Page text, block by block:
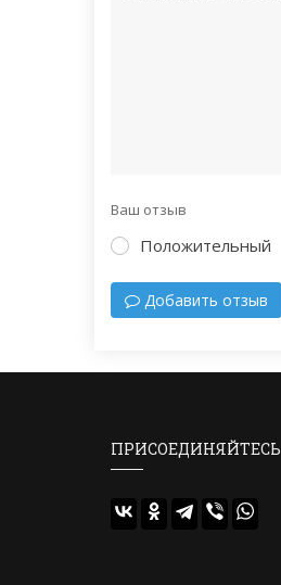
Ваш отзыв
Положительный
Добавить отзыв
ПРИСОЕДИНЯЙТЕСЬ